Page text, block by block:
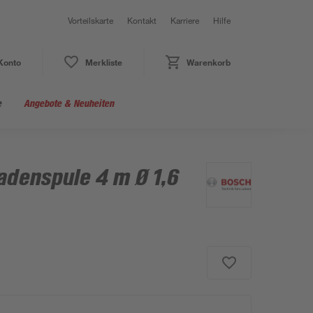
Vorteilskarte Kontakt Karriere Hilfe
Merkliste Warenkorb
Angebote & Neuheiten
4 m Ø 1,6